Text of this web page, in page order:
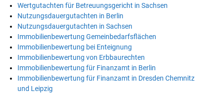
Wertgutachten für Betreuungsgericht in Sachsen
Nutzungsdauergutachten in Berlin
Nutzungsdauergutachten in Sachsen
Immobilienbewertung Gemeinbedarfsflächen
Immobilienbewertung bei Enteignung
Immobilienbewertung von Erbbaurechten
Immobilienbewertung für Finanzamt in Berlin
Immobilienbewertung für Finanzamt in Dresden Chemnitz
und Leipzig